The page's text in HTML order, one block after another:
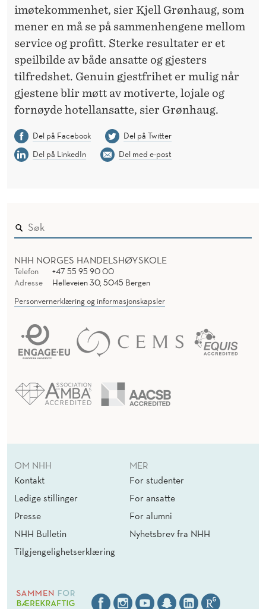
imøtekommenhet, sier Kjell Grønhaug, som
mener en må se på sammenhengene mellom
service og profitt. Sterke resultater er et
speilbilde av både ansatte og gjesters
tilfredshet. Genuin gjestfrihet er mulig når
gjestene blir møtt av motiverte, lojale og
fornøyde hotellansatte, sier Grønhaug.
Del på Facebook
Del på Twitter
Del på LinkedIn
Del med e-post
NHH NORGES HANDELSHØYSKOLE
Telefon
+47 55 95 90 00
Adresse
Helleveien 30, 5045 Bergen
Personvernerklæring og informasjonskapsler
OM NHH
Kontakt
Ledige stillinger
Presse
NHH Bulletin
Tilgjengelighetserklæring
MER
For studenter
For ansatte
For alumni
Nyhetsbrev fra NHH